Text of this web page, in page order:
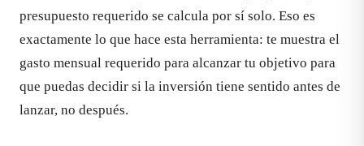
presupuesto requerido se calcula por sí solo. Eso es
exactamente lo que hace esta herramienta: te muestra el
gasto mensual requerido para alcanzar tu objetivo para
que puedas decidir si la inversión tiene sentido antes de
lanzar, no después.